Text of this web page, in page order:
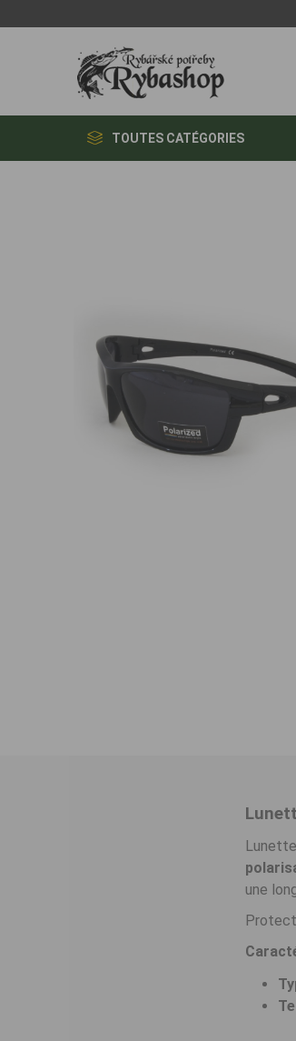
TOUTES CATÉGORIES
une